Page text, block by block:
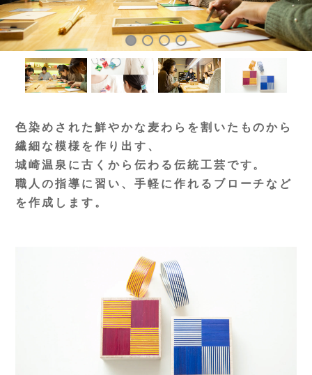
色染めされた鮮やかな麦わらを割いたものから
繊細な模様を作り出す、
城崎温泉に古くから伝わる伝統工芸です。
職人の指導に習い、手軽に作れるブローチなど
を作成します。